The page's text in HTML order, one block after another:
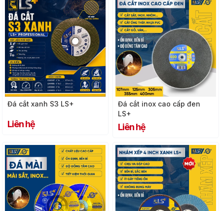
Đá cắt xanh S3 LS+
Liên hệ
Đá cắt inox cao cấp đen
LS+
Liên hệ